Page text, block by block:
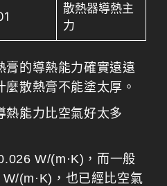
散熱器導熱主
力
膏的導熱能力確實遠遠
散熱膏不能塗太厚。
熱能力比空氣好太多
W/(m·K)，而一般
(m·K)，也已經比空氣